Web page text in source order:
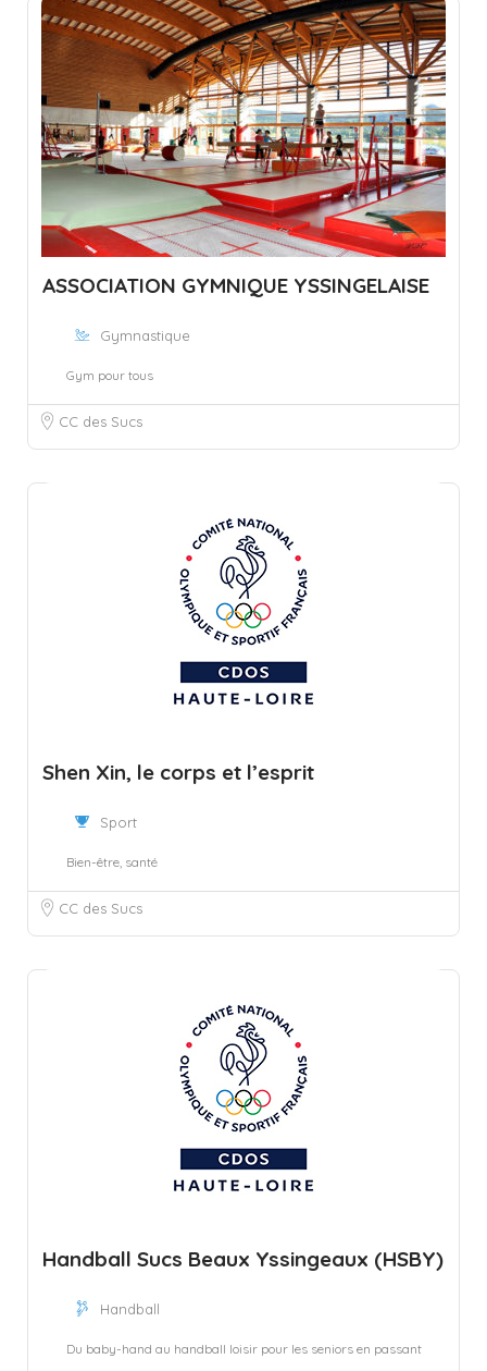
ASSOCIATION GYMNIQUE YSSINGELAISE
Gymnastique
Gym pour tous
CC des Sucs
Shen Xin, le corps et l’esprit
Sport
Bien-être, santé
CC des Sucs
Handball Sucs Beaux Yssingeaux (HSBY)
Handball
Du baby-hand au handball loisir pour les seniors en passant